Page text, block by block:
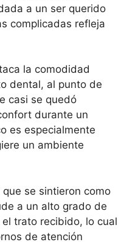
a un ser querido
complicadas refleja
la comodidad
dental, al punto de
casi se quedó
durante un
es especialmente
un ambiente
se sintieron como
a un alto grado de
trato recibido, lo cual
de atención